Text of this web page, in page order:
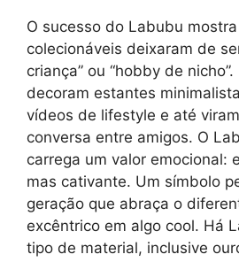
O sucesso do Labubu
colecionáveis deixaram de
criança” ou “hobby de
decoram estantes
vídeos de lifestyle e até
conversa entre amigos. O
carrega um valor emocional:
mas cativante. Um símbolo
geração que abraça o
excêntrico em algo cool. Há
tipo de material, inclusive